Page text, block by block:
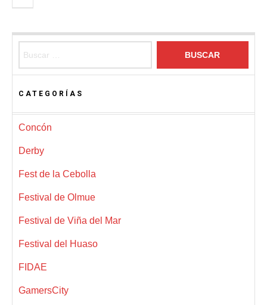
CATEGORÍAS
Concón
Derby
Fest de la Cebolla
Festival de Olmue
Festival de Viña del Mar
Festival del Huaso
FIDAE
GamersCity